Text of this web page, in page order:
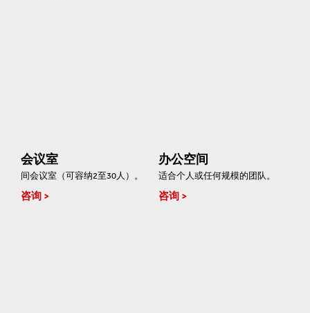
会议室
间会议室（可容纳2至30人）。
咨询
办公空间
适合个人或任何规模的团队。
咨询